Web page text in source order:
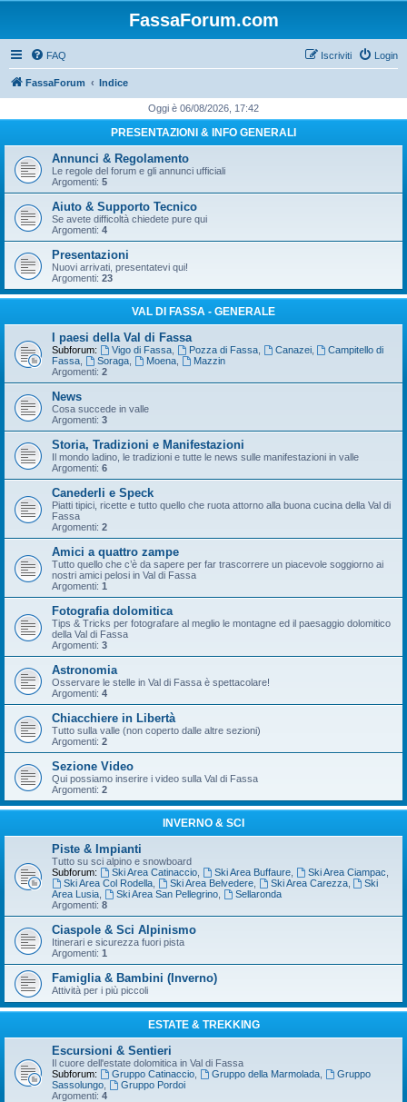
FassaForum.com
FAQ Login
Iscriviti
FassaForum Indice
Oggi è 06/08/2026, 17:42
PRESENTAZIONI & INFO GENERALI
Annunci & Regolamento
Le regole del forum e gli annunci ufficiali
Argomenti: 5
Aiuto & Supporto Tecnico
Se avete difficoltà chiedete pure qui
Argomenti: 4
Presentazioni
Nuovi arrivati, presentatevi qui!
Argomenti: 23
VAL DI FASSA - GENERALE
I paesi della Val di Fassa
Subforum: Vigo di Fassa, Pozza di Fassa, Canazei,
Campitello di
Fassa
Soraga, Moena,
Mazzin
Argomenti: 2
News
Cosa succede in valle
Argomenti: 3
Storia, Tradizioni e Manifestazioni
Il mondo ladino, le tradizioni e tutte le news sulle manifestazioni in valle
Argomenti: 6
Canederli e Speck
Piatti tipici, ricette e tutto quello che ruota attorno alla buona cucina della Val di
Fassa
Argomenti: 2
Amici a quattro zampe
Tutto quello che c’è da sapere per far trascorrere un piacevole soggiorno ai
nostri amici pelosi in Val di Fassa
Argomenti: 1
Fotografia dolomitica
Tips & Tricks per fotografare al meglio le montagne ed il paesaggio dolomitico
della Val di Fassa
Argomenti: 3
Astronomia
Osservare le stelle in Val di Fassa è spettacolare!
Argomenti: 4
Chiacchiere in Libertà
Tutto sulla valle (non coperto dalle altre sezioni)
Argomenti: 2
Sezione Video
Qui possiamo inserire i video sulla Val di Fassa
Argomenti: 2
INVERNO & SCI
Piste & Impianti
Tutto su sci alpino e snowboard
Subforum:
Ski Area Catinaccio, Ski Area Buffaure, Ski Area Ciampac
Ski Area Col Rodella, Ski Area Belvedere, Ski Area Carezza,
Ski
Area Lusia
Ski Area San Pellegrino,
Sellaronda
Argomenti: 8
Ciaspole & Sci Alpinismo
Itinerari e sicurezza fuori pista
Argomenti: 1
Famiglia & Bambini (Inverno)
Attività per i più piccoli
ESTATE & TREKKING
Escursioni & Sentieri
Il cuore dell'estate dolomitica in Val di Fassa
Subforum:
Gruppo Catinaccio, Gruppo della Marmolada,
Gruppo
Sassolungo
Gruppo Pordoi
Argomenti: 4